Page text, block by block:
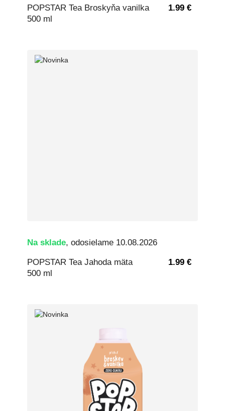
POPSTAR Tea Broskyňa vanilka
500 ml
1.99 €
Na sklade, odosielame 10.08.2026
POPSTAR Tea Jahoda mäta
500 ml
1.99 €